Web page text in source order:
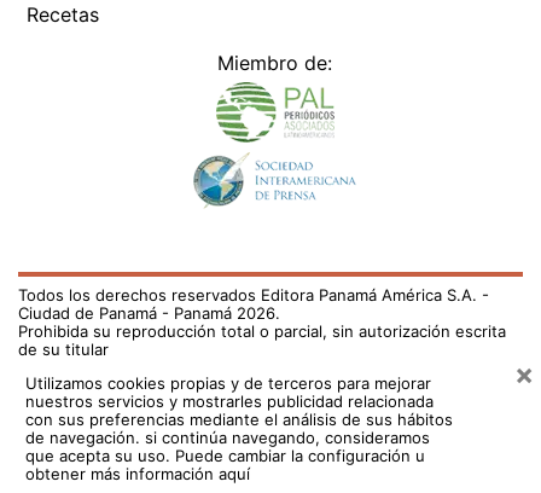
Recetas
Miembro de:
Todos los derechos reservados Editora Panamá América S.A. -
Ciudad de Panamá - Panamá 2026.
Prohibida su reproducción total o parcial, sin autorización escrita
de su titular
Utilizamos cookies propias y de terceros para mejorar
nuestros servicios y mostrarles publicidad relacionada
con sus preferencias mediante el análisis de sus hábitos
de navegación. si continúa navegando, consideramos
que acepta su uso. Puede cambiar la configuración u
obtener más información aquí
×